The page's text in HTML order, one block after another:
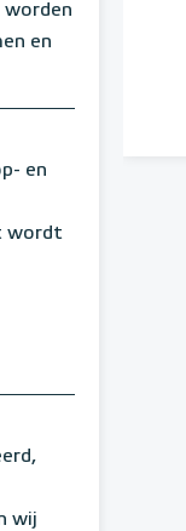
worden
en
en
wordt
wij